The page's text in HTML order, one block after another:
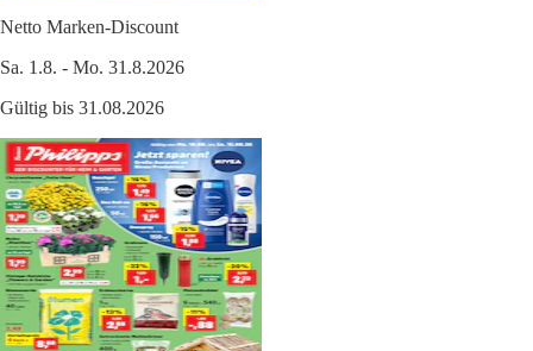
Netto Marken-Discount
Sa. 1.8. - Mo. 31.8.2026
Gültig bis 31.08.2026